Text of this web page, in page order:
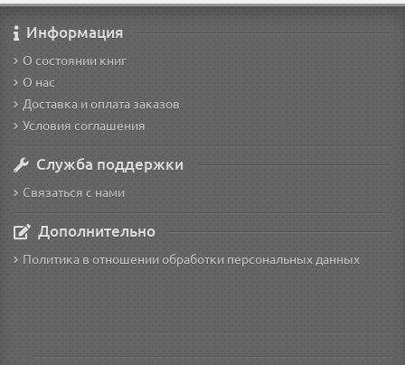
Информация
О состоянии книг
О нас
Доставка и оплата заказов
Условия соглашения
Служба поддержки
Связаться с нами
Дополнительно
Политика в отношении обработки персональных данных